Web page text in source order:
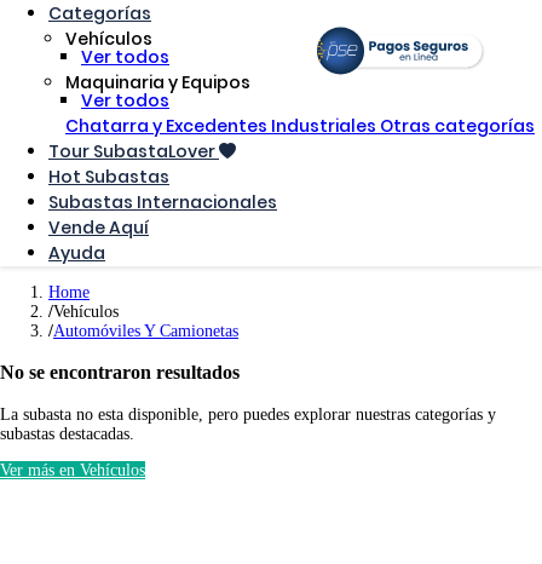
Categorías
Vehículos
Ver todos
Maquinaria y Equipos
Ver todos
Chatarra y Excedentes Industriales Otras categorías
Tour SubastaLover
Hot Subastas
Subastas Internacionales
Vende Aquí
Ayuda
Home
Vehículos
Automóviles Y Camionetas
No se encontraron resultados
La subasta no esta disponible, pero puedes explorar nuestras categorías y
subastas destacadas.
Ver más en Vehículos